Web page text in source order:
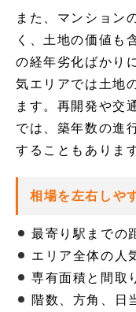
また、マンション
く、土地の価値も
の経年劣化ばかり
気エリアでは土地
ます。再開発や交
では、築年数の進
することもありま
相場を左右しや
最寄り駅までの
エリア全体の人
専有面積と間取
階数、方角、日